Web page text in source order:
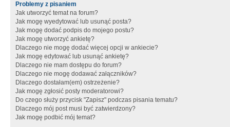
Problemy z pisaniem
Jak utworzyć temat na forum?
Jak mogę wyedytować lub usunąć posta?
Jak mogę dodać podpis do mojego postu?
Jak mogę utworzyć ankietę?
Dlaczego nie mogę dodać więcej opcji w ankiecie?
Jak mogę edytować lub usunąć ankietę?
Dlaczego nie mam dostępu do forum?
Dlaczego nie mogę dodawać załączników?
Dlaczego dostałam(em) ostrzeżenie?
Jak mogę zgłosić posty moderatorowi?
Do czego służy przycisk "Zapisz" podczas pisania tematu?
Dlaczego mój post musi być zatwierdzony?
Jak mogę podbić mój temat?